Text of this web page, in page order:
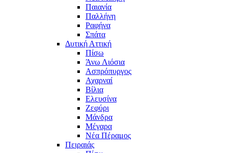
Παιανία
Παλλήνη
Ραφήνα
Σπάτα
Δυτική Αττική
Πίσω
Άνω Λιόσια
Ασπρόπυργος
Αχαρναί
Βίλια
Ελευσίνα
Ζεφύρι
Μάνδρα
Μέγαρα
Νέα Πέραμος
Πειραιάς